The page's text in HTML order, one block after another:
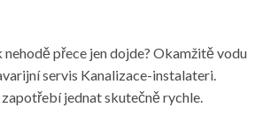
nehodě přece jen dojde? Okamžitě vodu
servis Kanalizace-instalateri.
jednat skutečně rychle.